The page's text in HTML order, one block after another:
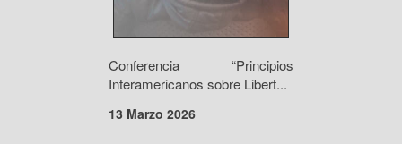
Conferencia “Principios
Interamericanos sobre Libert...
13 Marzo 2026